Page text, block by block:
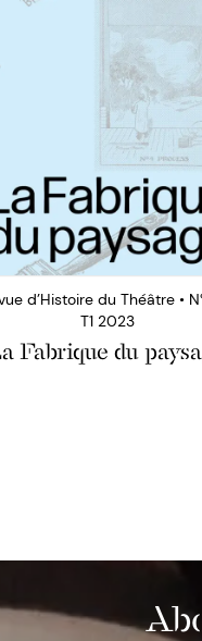
d’Histoire du Théâtre •
T1 2023
Fabrique du